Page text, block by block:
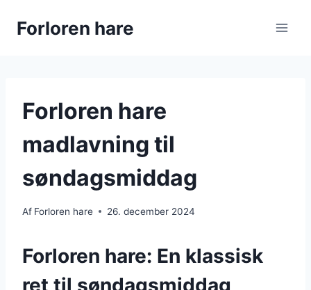
Forloren hare
Forloren hare
madlavning til
søndagsmiddag
Af Forloren hare 26. december 2024
Forloren hare: En klassisk
ret til søndagsmiddag